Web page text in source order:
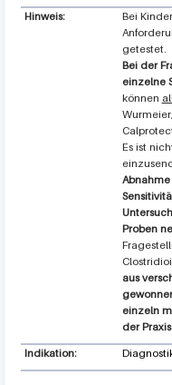
Hinweis:
Bei
getestet.
Bei der
einzelne
können
Es ist
Proben
aus
einzeln
der
Indikation: